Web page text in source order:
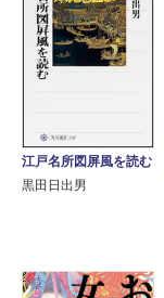
江戸名所図屏風を読む
黒田日出男